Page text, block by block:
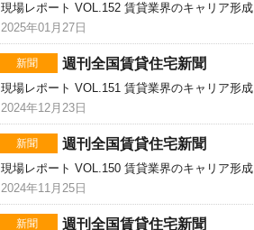
現場レポート VOL.152 賃貸業界のキャリア形成
2025年01月27日
新聞 週刊全国賃貸住宅新聞
現場レポート VOL.151 賃貸業界のキャリア形成
2024年12月23日
新聞 週刊全国賃貸住宅新聞
現場レポート VOL.150 賃貸業界のキャリア形成
2024年11月25日
新聞 週刊全国賃貸住宅新聞